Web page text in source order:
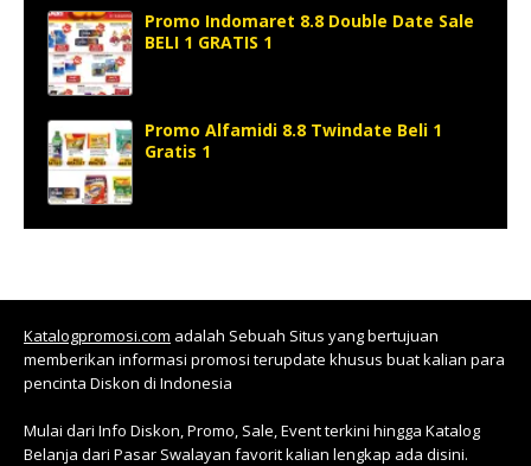
Promo Indomaret 8.8 Double Date Sale
BELI 1 GRATIS 1
Promo Alfamidi 8.8 Twindate Beli 1
Gratis 1
Katalogpromosi.com adalah Sebuah Situs yang bertujuan
memberikan informasi promosi terupdate khusus buat kalian para
pencinta Diskon di Indonesia
Mulai dari Info Diskon, Promo, Sale, Event terkini hingga Katalog
Belanja dari Pasar Swalayan favorit kalian lengkap ada disini.